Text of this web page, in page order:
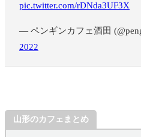
pic.twitter.com/rDNda3UF3X
— ペンギンカフェ酒田
2022
山形のカフェまとめ